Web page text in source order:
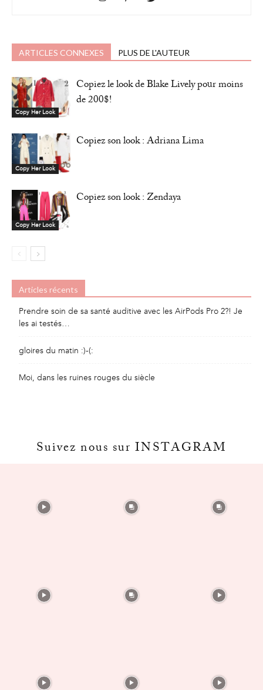
ARTICLES CONNEXES PLUS DE L'AUTEUR
Copy Her Look
Copiez le look de Blake Lively pour moins
de 200$!
Copy Her Look
Copiez son look : Adriana Lima
Copy Her Look
Copiez son look : Zendaya
Articles récents
Prendre soin de sa santé auditive avec les AirPods Pro 2?! Je
les ai testés…
gloires du matin :)-(:
Moi, dans les ruines rouges du siècle
Suivez nous sur INSTAGRAM